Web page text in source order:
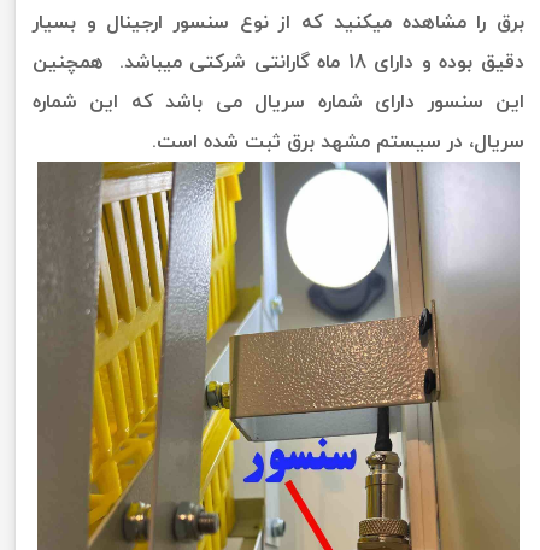
برق را مشاهده میکنید که از نوع سنسور ارجینال و بسیار
دقیق بوده و دارای 18 ماه گارانتی شرکتی میباشد. همچنین
این سنسور دارای شماره سریال می باشد که این شماره
سریال، در سیستم مشهد برق ثبت شده است.